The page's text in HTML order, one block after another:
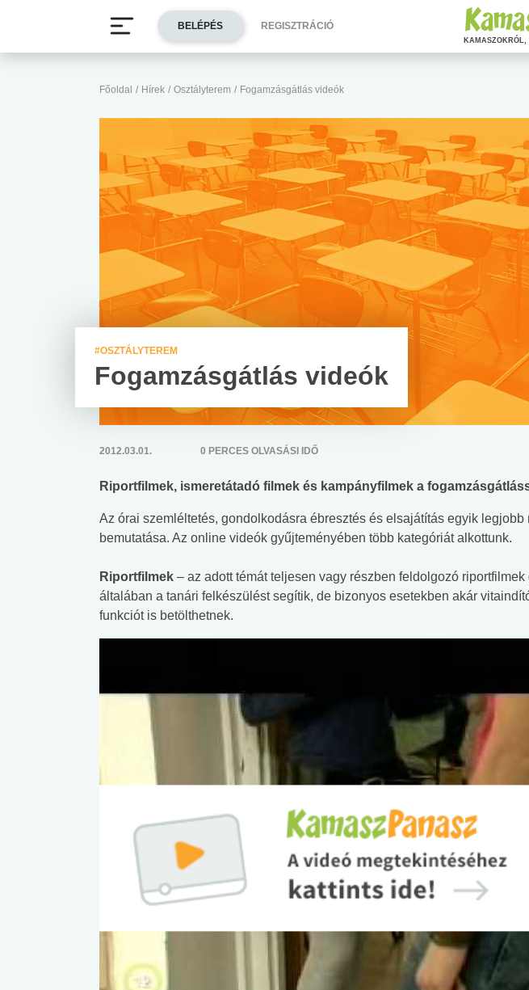
Főoldal / Hírek / Osztályterem / Fogamzásgátlás videók
#OSZTÁLYTEREM
Fogamzásgátlás videók
2012.03.01. 0 PERCES OLVASÁSI IDŐ
Riportfilmek, ismeretátadó filmek és kampányfilmek a
Az órai szemléltetés, gondolkodásra ébresztés és elsajátítás egyik
bemutatása. Az online videók gyűjteményében több kategóriát alkottunk.
Riportfilmek – az adott témát teljesen vagy részben feldolgozó
általában a tanári felkészülést segítik, de bizonyos esetekben akár
funkciót is betölthetnek.
BELÉPÉS REGISZTRÁCIÓ